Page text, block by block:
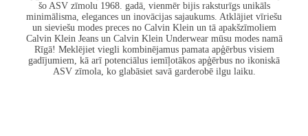
šo ASV zīmolu 1968. gadā, vienmēr bijis raksturīgs unikāls
minimālisma, elegances un inovācijas sajaukums . Atklājiet vīriešu
un sieviešu modes preces no Calvin Klein un tā apakšzīmoliem
Calvin Klein Jeans un Calvin Klein Underwear mūsu modes namā
Rīgā! Meklējiet viegli kombinējamus pamata apģērbus visiem
gadījumiem, kā arī potenciālus iemīļotākos apģērbus no ikoniskā
ASV zīmola, ko glabāsiet savā garderobē ilgu laiku.